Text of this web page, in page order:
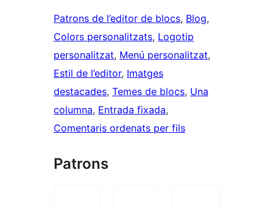
Patrons de l’editor de blocs, Blog
Colors personalitzats, Logotip
personalitzat, Menú personalitzat
Estil de l’editor, Imatges
destacades, Temes de blocs, Una
columna, Entrada fixada
Comentaris ordenats per fils
Patrons